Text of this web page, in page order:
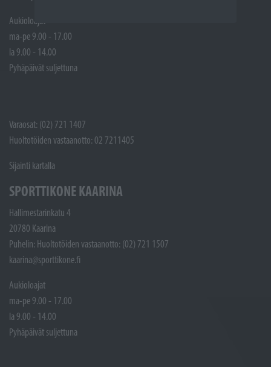
Aukioloajat
ma-pe 9.00 - 17.00
la 9.00 - 14.00
Pyhäpäivät suljettuna
Varaosat: (02) 721 1407
Huoltotöiden vastaanotto: 02 7211405
Sijainti kartalla
SPORTTIKONE KAARINA
Hallimestarinkatu 4
20780 Kaarina
Puhelin: Huoltotöiden vastaanotto: (02) 721 1507
kaarina@sporttikone.fi
Aukioloajat
ma-pe 9.00 - 17.00
la 9.00 - 14.00
Pyhäpäivät suljettuna